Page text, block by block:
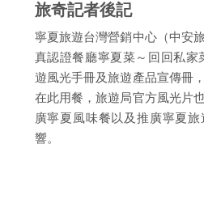
旅奇記者後記
寧夏旅遊台灣營銷中心（中安
真認證餐廳寧夏菜～回回私家
遊風光手冊及旅遊產品宣傳冊
在此用餐，旅遊局官方風光片
廣寧夏風味餐以及推廣寧夏
響。